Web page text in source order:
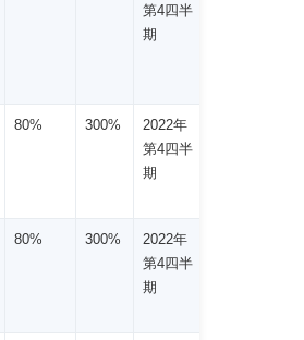
第4四半
期
80% 300%
2022年
第4四半
期
80% 300%
2022年
第4四半
期